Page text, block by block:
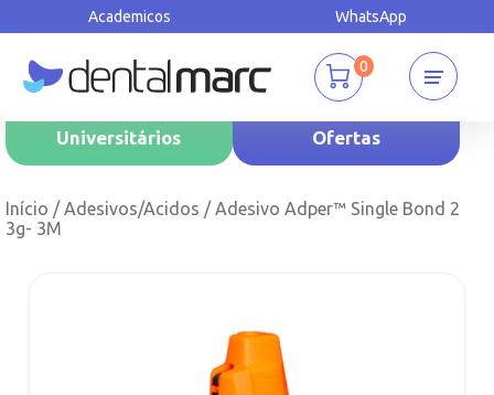
Academicos WhatsApp
0
Universitários Ofertas
Início /Adesivos/Acidos / Adesivo Adper™ Single Bond 2
3g- 3M